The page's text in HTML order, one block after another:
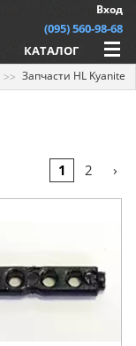
Вход
(095) 560-98-68
КАТАЛОГ
Запчасти HL Kyanite
1 2 ›